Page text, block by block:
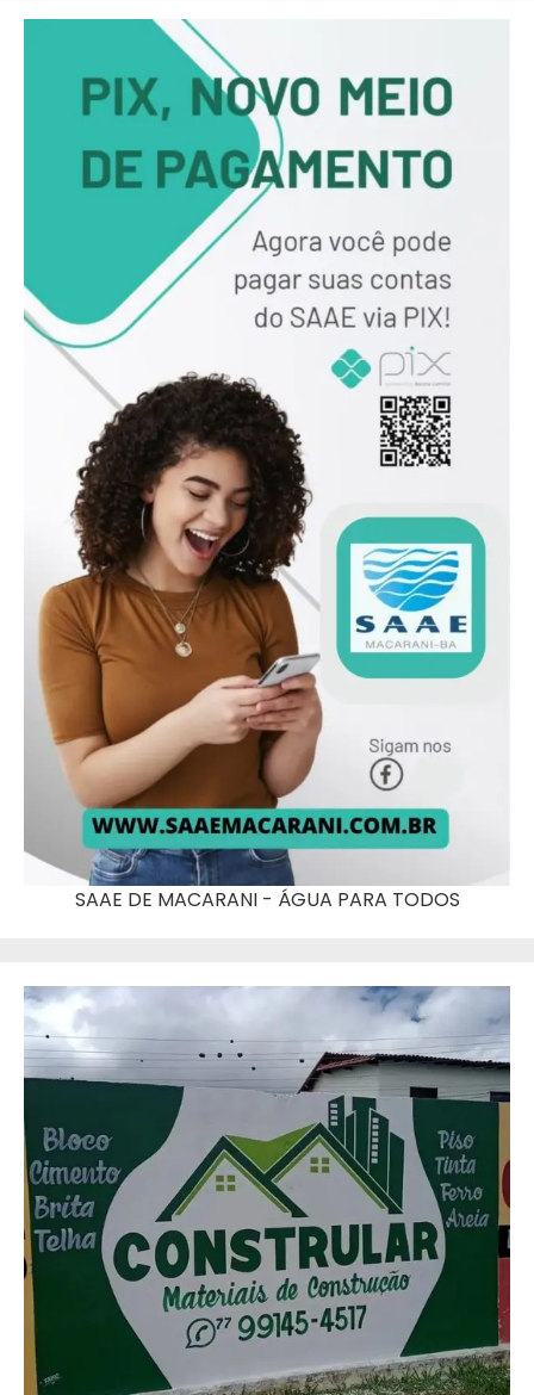
SAAE DE MACARANI - ÁGUA PARA TODOS